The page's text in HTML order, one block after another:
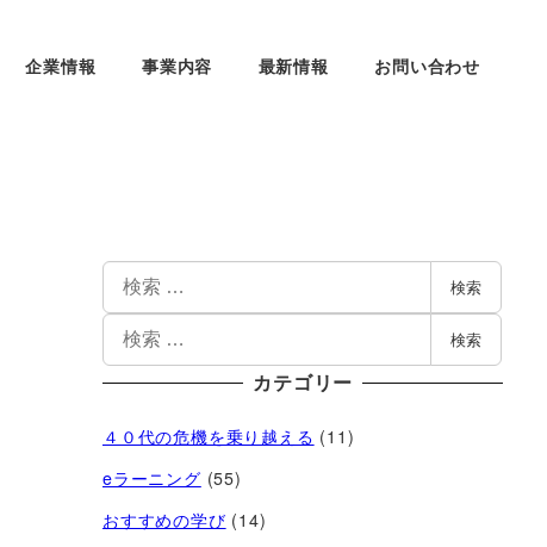
企業情報 事業内容 最新情報 お問い合わせ
検索
検索
カテゴリー
４０代の危機を乗り越える (11)
eラーニング (55)
おすすめの学び (14)